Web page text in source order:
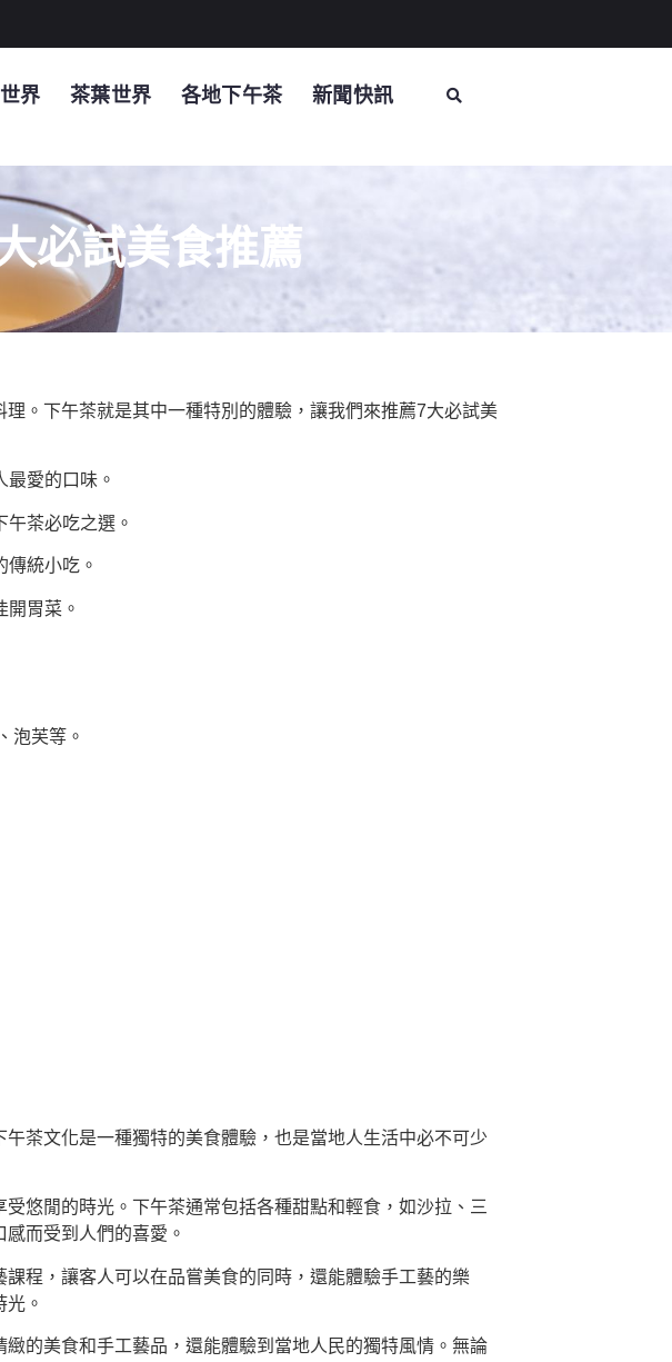
界 茶葉世界 各地下午茶 新聞快訊
必試美食推薦
。下午茶就是其中一種特別的體驗，讓我們來推薦7大必試美
愛的口味。
茶必吃之選。
統小吃。
胃菜。
泡芙等。
茶文化是一種獨特的美食體驗，也是當地人生活中必不可少
悠閒的時光。下午茶通常包括各種甜點和輕食，如沙拉、三
而受到人們的喜愛。
程，讓客人可以在品嘗美食的同時，還能體驗手工藝的樂
。
的美食和手工藝品，還能體驗到當地人民的獨特風情。無論